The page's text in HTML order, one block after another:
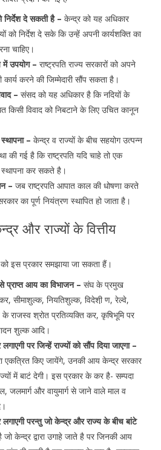
निर्देश दे सकती है – केन्द्र को यह अधिकार
को निर्देश दे सके कि उन्हें अपनी कार्यशक्ति का
चाहिए।
में उपयोग – राष्ट्रपति राज्य सरकारों को अपने
करने की जिम्मेदारी सौंप सकता है।
– संसद को यह अधिकार है कि नदियों के
विवाद को निबटाने के लिए उचित कानून
– केन्द्र व राज्यों के बीच सहयोग उत्पन्न
की गई है कि राष्ट्रपति यदि चाहे तो एक
स्थापना कर सकते है।
– जब राष्ट्रपति आपात काल की धोषणा करते
का पूर्ण नियंत्रण स्थापित हो जाता है।
और राज्यों के वित्तीय
इस प्रकार समझाया जा सकता हैं।
प्राप्त आय का विभाजन – संघ के प्रमुख
सीमाशुल्क, नियतिशुल्क, विदेशी़ ण, रेल्वे,
राजस्व श्रोत प्रतिव्यक्ति कर, कृषिभूमि पर
शुल्क आदि।
पर जिन्हें राज्यों को सौंप दिया जाएगा –
एकत्रित किए जायेंगे, उनकी आय केन्द्र सरकार
में बाटं देगी। इस प्रकार के कर है- सम्पदा
जलमार्ग और वायुमार्ग से जाने वाले माल व
परन्तु जो केन्द्र और राज्य के बीच बांटे
केन्द्र द्वारा उगाहे जाते है पर जिनकी आय